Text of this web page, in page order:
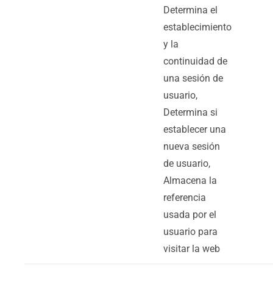
Determina el
establecimiento
y la
continuidad de
una sesión de
usuario,
Determina si
establecer una
nueva sesión
de usuario,
Almacena la
referencia
usada por el
usuario para
visitar la web